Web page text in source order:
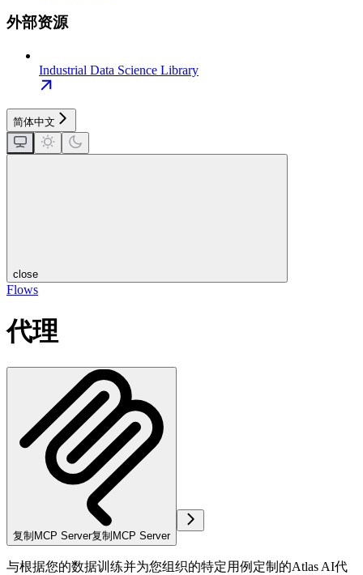
外部资源
Industrial Data Science Library
简体中文
close
Flows
代理
复制MCP Server复制MCP Server
与根据您的数据训练并为您组织的特定用例定制的Atlas AI代